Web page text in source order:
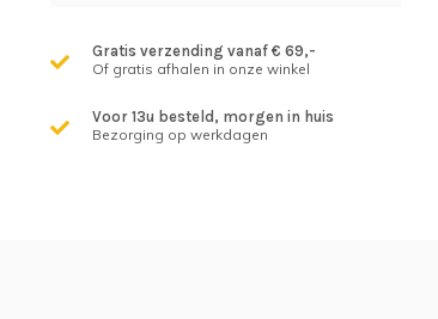
Gratis verzending vanaf € 69,-
Of gratis afhalen in onze winkel
Voor 13u besteld, morgen in huis
Bezorging op werkdagen